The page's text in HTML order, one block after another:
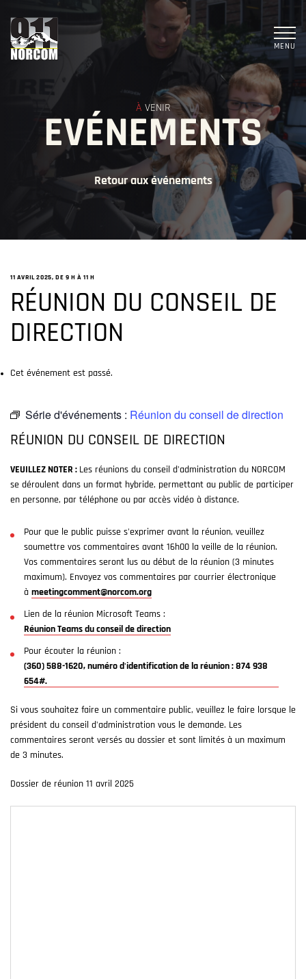
MENU
À VENIR
EVÉNEMENTS
Retour aux événements
11 AVRIL 2025, DE 9 H À11 H
RÉUNION DU CONSEIL DE
DIRECTION
Cet événement est passé.
Série d'événements : Réunion du conseil de direction
RÉUNION DU CONSEIL DE DIRECTION
VEUILLEZ NOTER : Les réunions du conseil d'administration du NORCOM
se déroulent dans un format hybride, permettant au public de participer
en personne, par téléphone ou par accès vidéo à distance.
Pour que le public puisse s'exprimer avant la réunion, veuillez
soumettre vos commentaires avant 16h00 la veille de la réunion.
Vos commentaires seront lus au début de la réunion (3 minutes
maximum). Envoyez vos commentaires par courrier électronique
à meetingcomment@norcom.org
Lien de la réunion Microsoft Teams :
Réunion Teams du conseil de direction
Pour écouter la réunion :
(360) 588-1620, numéro d'identification de la réunion : 874 938
654#.
Si vous souhaitez faire un commentaire public, veuillez le faire lorsque le
président du conseil d'administration vous le demande. Les
commentaires seront versés au dossier et sont limités à un maximum
de 3 minutes.
Dossier de réunion 11 avril 2025